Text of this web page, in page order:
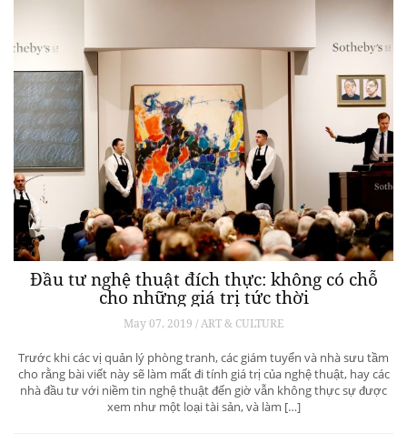
Đầu tư nghệ thuật đích thực: không có chỗ
cho những giá trị tức thời
May 07, 2019 / ART & CULTURE
Trước khi các vị quản lý phòng tranh, các giám tuyển và nhà sưu tầm
cho rằng bài viết này sẽ làm mất đi tính giá trị của nghệ thuật, hay các
nhà đầu tư với niềm tin nghệ thuật đến giờ vẫn không thực sự được
xem như một loại tài sản, và làm […]